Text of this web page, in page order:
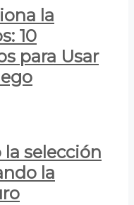
la
10
para Usar
la selección
la